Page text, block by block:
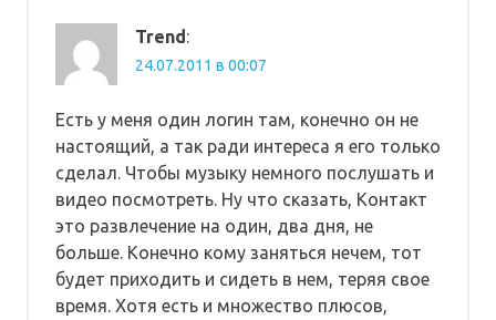
Trend:
24.07.2011 в 00:07
Есть у меня один логин там, конечно он не
настоящий, а так ради интереса я его только
сделал. Чтобы музыку немного послушать и
видео посмотреть. Ну что сказать, Контакт
это развлечение на один, два дня, не
больше. Конечно кому заняться нечем, тот
будет приходить и сидеть в нем, теряя свое
время. Хотя есть и множество плюсов,